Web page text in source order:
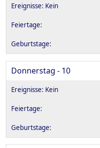
Donnerstag - 10